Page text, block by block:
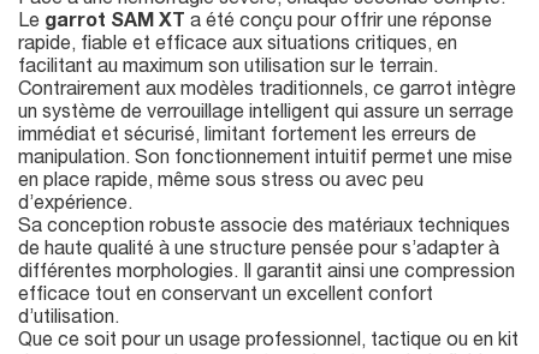
Le garrot SAM XT a été conçu pour offrir une réponse
rapide, fiable et efficace aux situations critiques, en
facilitant au maximum son utilisation sur le terrain.
Contrairement aux modèles traditionnels, ce garrot intègre
un système de verrouillage intelligent qui assure un serrage
immédiat et sécurisé, limitant fortement les erreurs de
manipulation. Son fonctionnement intuitif permet une mise
en place rapide, même sous stress ou avec peu
d’expérience.
Sa conception robuste associe des matériaux techniques
de haute qualité à une structure pensée pour s’adapter à
différentes morphologies. Il garantit ainsi une compression
efficace tout en conservant un excellent confort
d’utilisation.
Que ce soit pour un usage professionnel, tactique ou en kit